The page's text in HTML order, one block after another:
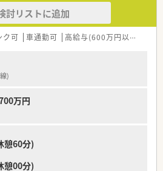
討リストに追加
ク可 車通勤可 高給与(600万円以上)
)
万円
憩60分)
憩00分)